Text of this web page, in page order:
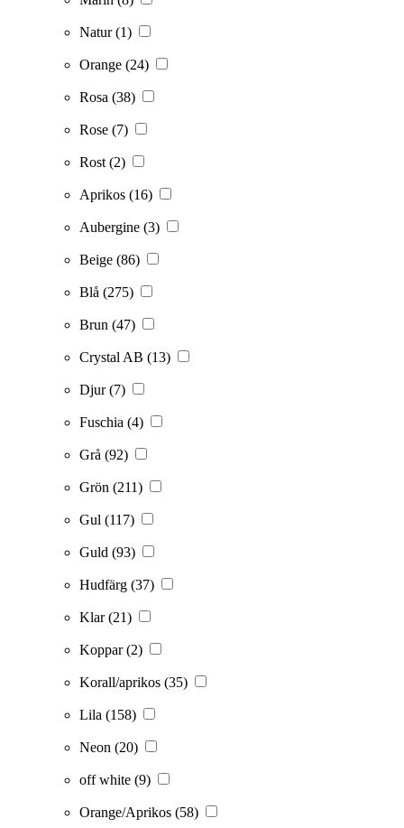
Natur(1)
Orange (24)
Rosa (38)
Rose (7)
Rost (2)
Aprikos (16)
Aubergine (3)
Beige (86)
Blå (275)
Brun (47)
Crystal AB (13)
Djur(7)
Fuschia (4)
Grå (92)
Grön (211)
Gul (117)
Guld (93)
Hudfärg (37)
Klar(21)
Koppar(2)
Korall/aprikos (35)
Lila (158)
Neon (20)
off white (9)
Orange/Aprikos (58)